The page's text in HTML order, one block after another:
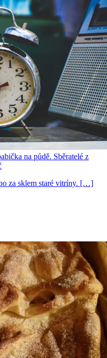
na půdě. Sběratelé z
za sklem staré vitríny. […]